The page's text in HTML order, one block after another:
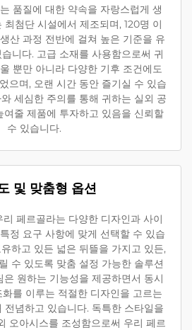
품질에 대한 약속을 자랑스럽게 생
최첨단 시설에서 제조되며, 120명 이
산 과정 전반에 걸쳐 높은 기준을 유
니다. 고급 소재를 사용함으로써 귀
뿐만 아니라 다양한 기후 조건에도
으며, 오랜 시간 동안 즐기실 수 있습
세심한 주의를 통해 귀하는 실외 공
여줄 제품에 투자하고 있음을 신뢰할
수 있습니다.
및 맞춤형 옵션
페르골라는 다양한 디자인과 사이
정 요구 사항에 맞게 선택할 수 있습
하고 있든 넓은 뒤뜰을 가지고 있든,
수 있도록 맞춤 설정 가능한 솔루션
은 원하는 기능성을 제공하면서 동시
를 이루는 적절한 디자인을 고르는
전념하고 있습니다. 독특한 스타일을
오아시스를 조성함으로써 우리 페르